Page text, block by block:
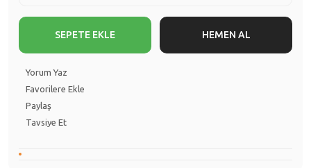
SEPETE EKLE HEMEN AL
Yorum Yaz
Paylaş
Tavsiye Et